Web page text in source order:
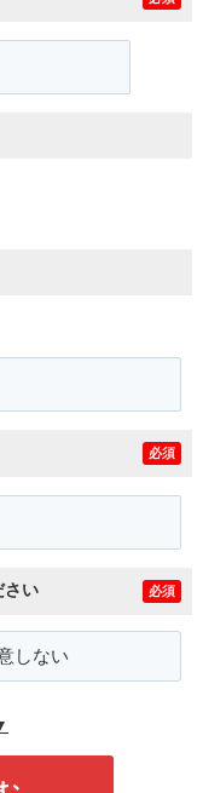
必須
さい 必須
しない